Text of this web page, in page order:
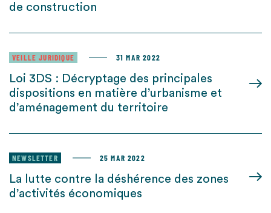
de construction
VEILLE JURIDIQUE 31 MAR 2022
Loi 3DS : Décryptage des principales
dispositions en matière d’urbanisme et
d’aménagement du territoire
NEWSLETTER 25 MAR 2022
La lutte contre la déshérence des zones
d’activités économiques